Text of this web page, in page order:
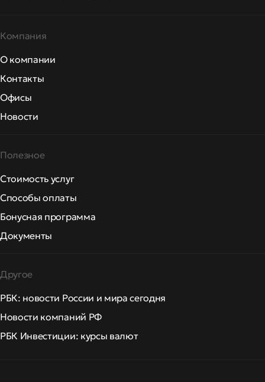
Компания
О компании
Контакты
Офисы
Новости
Полезное
Стоимость услуг
Способы оплаты
Бонусная программа
Документы
Другое
РБК: новости России и мира сегодня
Новости компаний РФ
РБК Инвестиции: курсы валют